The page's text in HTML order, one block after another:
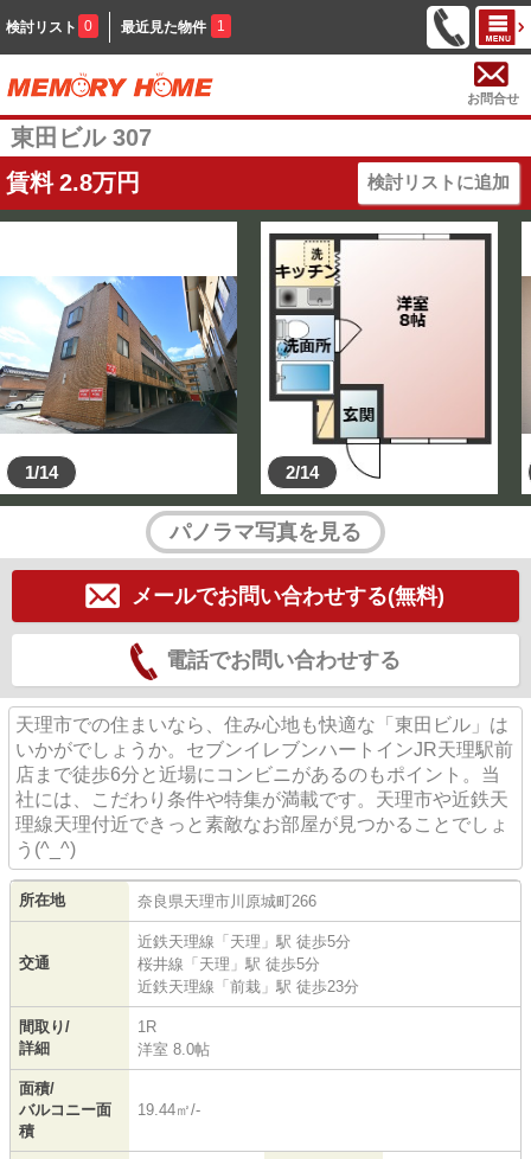
検討リスト 0 最近見た物件 1
お問合せ
東田ビル 307
賃料 2.8万円 検討リストに追加
1/14 2/14
パノラマ写真を見る
メールでお問い合わせする(無料)
電話でお問い合わせする
天理市での住まいなら、住み心地も快適な「東田ビル」は
いかがでしょうか。セブンイレブンハートインJR天理駅前
店まで徒歩6分と近場にコンビニがあるのもポイント。当
社には、こだわり条件や特集が満載です。天理市や近鉄天
理線天理付近できっと素敵なお部屋が見つかることでしょ
う(^_^)
所在地 奈良県天理市 川原城町266
交通
近鉄天理線 「 天理 」駅 徒歩5分
桜井線 「 天理 」駅 徒歩5分
近鉄天理線 「 前栽 」駅 徒歩23分
間取り/
詳細
1R
洋室 8.0帖
面積/
バルコニー面
積
19.44㎡/-